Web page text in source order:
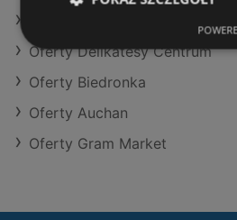
Oferty Delikatesy Centrum
Oferty Biedronka
Oferty Auchan
Oferty Gram Market